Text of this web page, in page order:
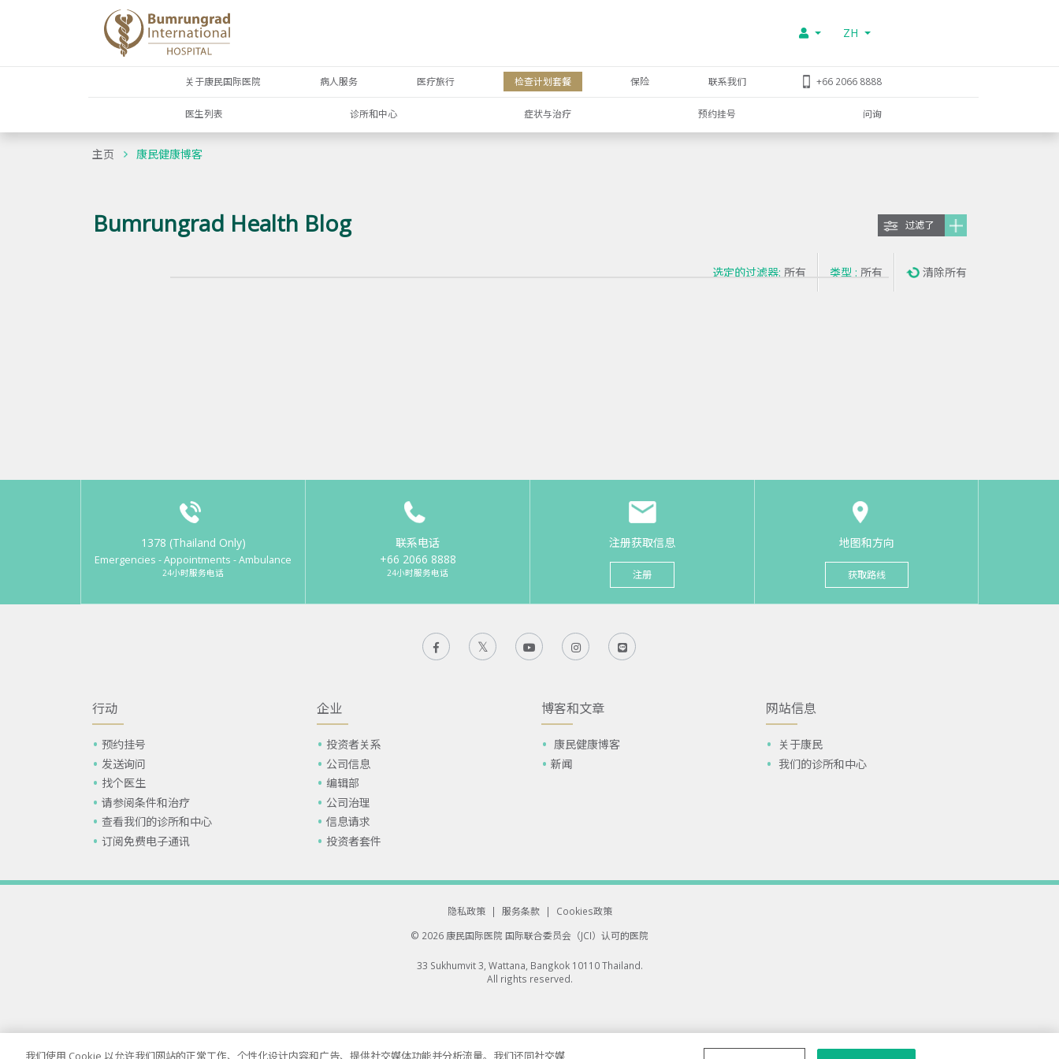
ZH
关于康民国际医院 病人服务 医疗旅行 检查计划套餐 保险 联系我们 +66 2066 8888
医生列表 诊所和中心 症状与治疗 预约挂号 问询
主页 康民健康博客
Bumrungrad Health Blog 过滤了
选定的过滤器: 所有 类型 : 所有 清除所有
1378 (Thailand Only)
Emergencies - Appointments - Ambulance
24小时服务电话
联系电话
+66 2066 8888
24小时服务电话
注册获取信息
注册
地图和方向
获取路线
行动
预约挂号
发送询问
找个医生
请参阅条件和治疗
查看我们的诊所和中心
订阅免费电子通讯
企业
投资者关系
公司信息
编辑部
公司治理
信息请求
投资者套件
博客和文章
康民健康博客
新闻
网站信息
关于康民
我们的诊所和中心
隐私政策 | 服务条款 |
Cookies政策
© 2026 康民国际医院 国际联合委员会（JCI）认可的医院
33 Sukhumvit 3, Wattana, Bangkok 10110 Thailand.
All rights reserved.
我们使用 Cookie 以允许我们网站的正常工作、个性化设计内容和广告、提供社交媒体功能并分析流量。我们还同社交媒